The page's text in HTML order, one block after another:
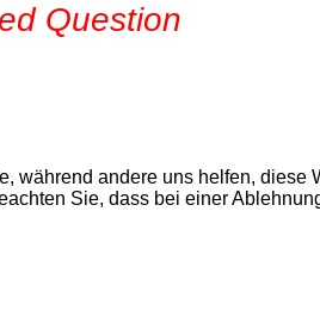
Question
andere uns helfen, diese
Sie, dass bei einer